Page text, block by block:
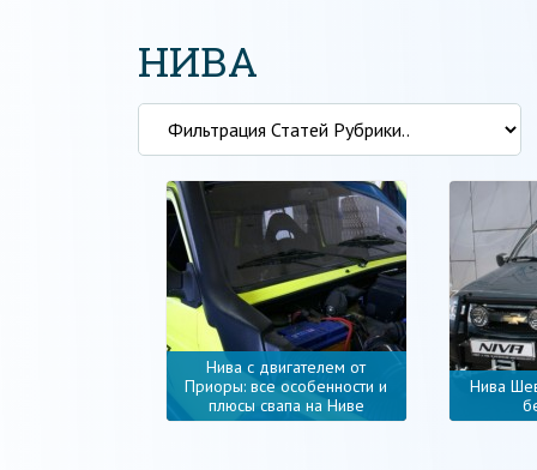
НИВА
Нива с двигателем от
Приоры: все особенности и
плюсы свапа на Ниве
Нива